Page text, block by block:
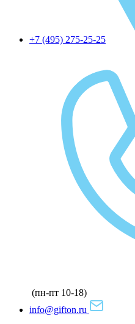
+7 (495) 275-25-25
(пн-пт 10-18)
info@gifton.ru